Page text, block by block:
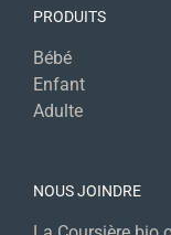
PRODUITS
Bébé
Enfant
Adulte
NOUS JOINDRE